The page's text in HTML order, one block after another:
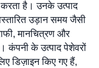
है। उनके उत्पाद
उड़ान समय जैसी
मानचित्रण और
कंपनी के उत्पाद पेशेवरों
डिज़ाइन किए गए हैं,